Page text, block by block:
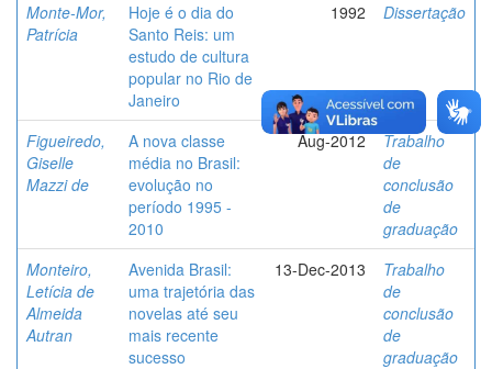
Monte-Mor,
Patrícia
Hoje é o dia do
Santo Reis: um
estudo de cultura
popular no Rio de
Janeiro
1992 Dissertação
Figueiredo,
Giselle
Mazzi de
A nova classe
média no Brasil:
evolução no
período 1995 -
2010
Aug-2012
Trabalho
de
conclusão
de
graduação
Monteiro,
Letícia de
Almeida
Autran
Avenida Brasil:
uma trajetória das
novelas até seu
mais recente
sucesso
13-Dec-2013
Trabalho
de
conclusão
de
graduação